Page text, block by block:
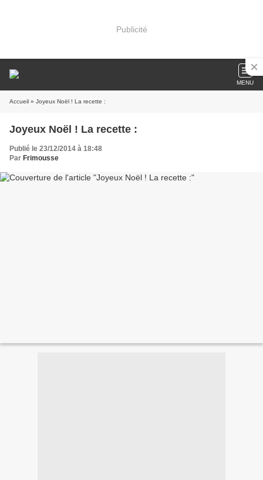
Publicité
MENU
Accueil » Joyeux Noël ! La recette :
Joyeux Noël ! La recette :
Publié le 23/12/2014 à 18:48
Par Frimousse